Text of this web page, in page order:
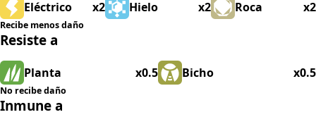
Eléctrico x2 Hielo x2 Roca x2
Recibe menos daño
Resiste a
Planta x0.5 Bicho x0.5
No recibe daño
Inmune a